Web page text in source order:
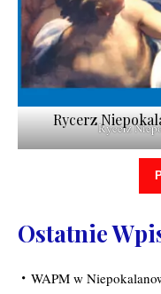
Rycerz
Rycerz
Ostatnie
WAPM w